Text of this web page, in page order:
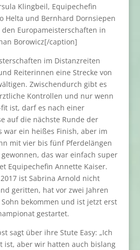
Klingbeil, Equipechefin
Helta und Bernhard Dornsiepen
Europameisterschaften in
Borowicz[/caption]
im Distanzreiten
Reiterinnen eine Strecke von
Zwischendurch gibt es
Kontrollen und nur wenn
ist, darf es nach einer
auf die nächste Runde der
war ein heißes Finish, aber im
mit vier bis fünf Pferdelängen
das war einfach super
Equipechefin Annette Kaiser.
ist Sabrina Arnold nicht
geritten, hat vor zwei Jahren
bekommen und ist jetzt erst
gestartet.
sagt über ihre Stute Easy: „Ich
ist, aber wir hatten auch bislang